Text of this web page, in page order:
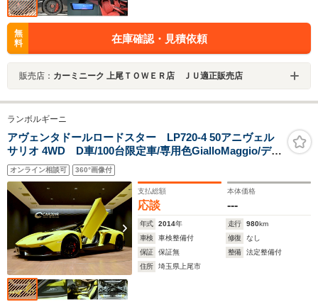
無
料
在庫確認・見積依頼
販売店： カーミニーク 上尾ＴＯＷＥＲ店 ＪＵ適正販売店
ランボルギーニ
アヴェンタドールロードスター LP720-4 50アニヴェル
サリオ 4WD D車/100台限定車/専用色GialloMaggio/ディ
ーラー点検記録簿/フルノーマル/カーボンインテリア/カー
ボンエンジンベイ/フロントリフター/ガラスエンジンフー
ド/SENSONUM/純正20・21インチAW/シートヒーター/B
カメラ
オンライン相談可 360°画像付
支払総額
応談
本体価格
---
年式 2014年 走行 980km
車検
車検整備付 修復
なし
保証
保証無 整備
法定整備付
住所
埼玉県上尾市